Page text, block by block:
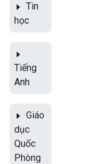
Tin
học
Tiếng
Anh
Giáo
dục
Quốc
Phòng